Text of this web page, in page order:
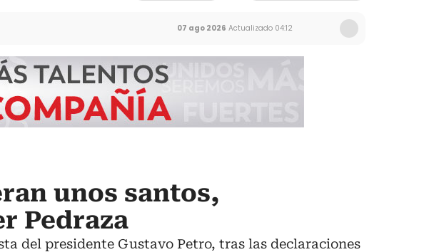
07 ago 2026 Actualizado 04:12
unos santos,
Pedraza
del presidente Gustavo Petro, tras las declaraciones